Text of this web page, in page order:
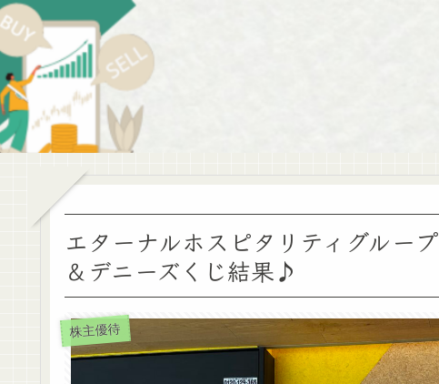
エターナルホスピタリティグルー
＆デニーズくじ結果♪
株主優待